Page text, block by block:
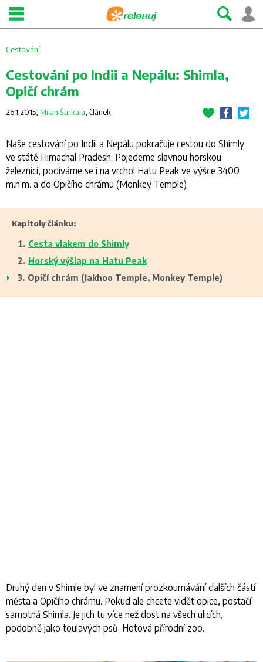
Cestování
Cestování po Indii a Nepálu: Shimla,
Opičí chrám
26.1.2015, Milan Šurkala článek
Naše cestování po Indii a Nepálu pokračuje cestou do Shimly
ve státě Himachal Pradesh. Pojedeme slavnou horskou
železnicí, podíváme se i na vrchol Hatu Peak ve výšce 3400
m.n.m. a do Opičího chrámu (Monkey Temple).
Kapitoly článku:
Cesta vlakem do Shimly
Horský výšlap na Hatu Peak
Opičí chrám (Jakhoo Temple, Monkey Temple)
Druhý den v Shimle byl ve znamení prozkoumávání dalších částí
města a Opičího chrámu. Pokud ale chcete vidět opice, postačí
samotná Shimla. Je jich tu více než dost na všech ulicích,
podobně jako toulavých psů. Hotová přírodní zoo.